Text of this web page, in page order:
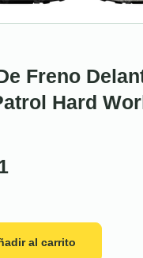
Freno
Hard
al carrito